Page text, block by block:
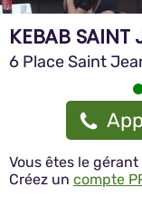
KEBAB SAINT
6 Place Saint
Vous êtes le
Créez un compte